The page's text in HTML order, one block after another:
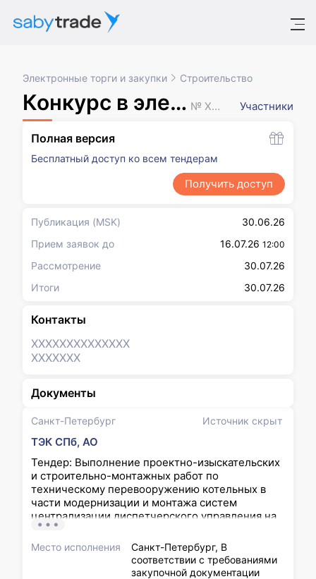
Электронные торги и закупки Строительство
Конкурс в электронной форме № XXXXXXX Участники
Санкт-Петербург Источник скрыт
ТЭК СПб, АО
Тендер: Выполнение проектно-изыскательских
и строительно-монтажных работ по
техническому перевооружению котельных в
части модернизации и монтажа систем
централизации диспетчерского управления на
котельных АО «ТЭК СПб» с интеграцией в ИАС
Энергобаланс (СМР), включая узлы учета
энергоресурсов (ПИР, СМР)
Место исполнения
Санкт-Петербург, В
соответствии с требованиями
закупочной документации
Полная версия
Бесплатный доступ ко всем тендерам
Получить доступ
Публикация (MSK)
30.06.26
Прием заявок до
16.07.26 12:00
Рассмотрение
30.07.26
Итоги
30.07.26
Контакты
XXXXXXXXXXXXXX
XXXXXXX
Документы